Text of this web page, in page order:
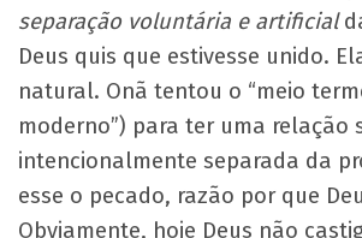
separação voluntária e artificial
Deus quis que estivesse unido.
natural. Onã tentou o “meio
moderno”) para ter uma relação
intencionalmente separada da
esse o pecado, razão por que
Obviamente, hoje Deus não